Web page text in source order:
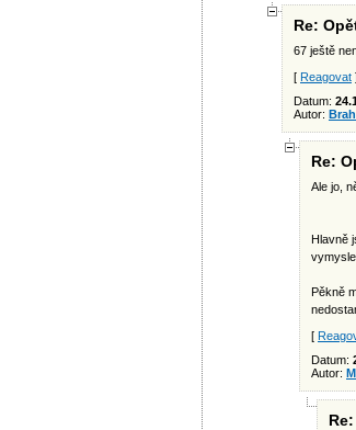
Re:
67 ještě
[ Reagovat
Datum:
Autor:
Re:
Ale jo,
Hlavně
Pěkně
[
Datum:
Autor: